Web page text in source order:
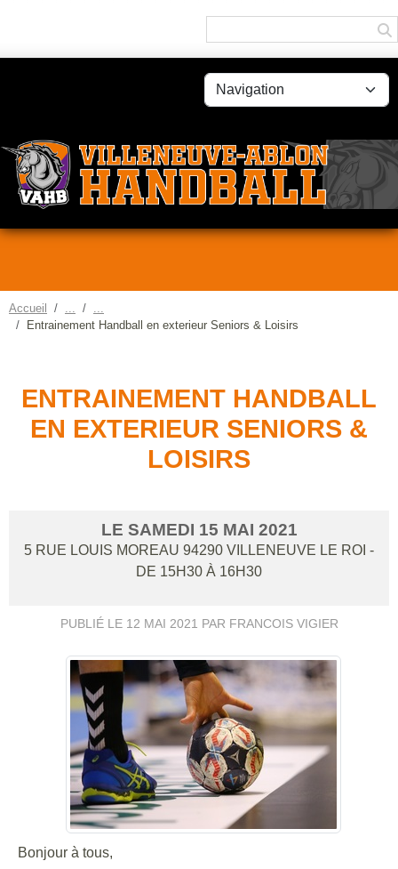
Accueil
Entrainement Handball en exterieur Seniors & Loisirs
ENTRAINEMENT HANDBALL
EN EXTERIEUR SENIORS &
LOISIRS
LE SAMEDI 15 MAI 2021
5 RUE LOUIS MOREAU 94290 VILLENEUVE LE ROI -
DE 15H30 À 16H30
PUBLIÉ LE 12 MAI 2021 PAR FRANCOIS VIGIER
Bonjour à tous,